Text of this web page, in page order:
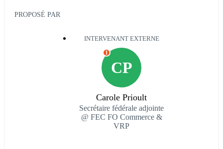
PROPOSÉ PAR
INTERVENANT EXTERNE
CP
I
Carole Prioult
Secrétaire fédérale adjointe
@ FEC FO Commerce &
VRP